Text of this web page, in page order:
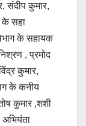
संदीप कुमार,
के सहा
के सहायक
, प्रमोद
कुमार,
के कनीय
कुमार ,शशी